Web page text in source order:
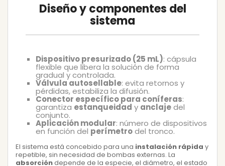
Diseño y componentes del
sistema
Dispositivo presurizado (25 mL): cápsula
flexible que libera la solución de forma
gradual y controlada.
Válvula autosellable: evita retornos y
pérdidas, estabiliza la difusión.
Conector específico para coníferas:
garantiza estanqueidad y anclajedel
conjunto.
Aplicación modular: número de dispositivos
en función del perímetrodel tronco.
El sistema está concebido para una instalación rápida y
repetible, sin necesidad de bombas externas. La
absorcióndepende de la especie, el diámetro, el estado